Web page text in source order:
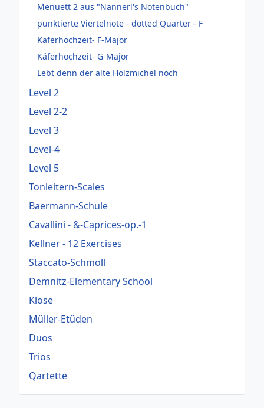
Menuett 2 aus "Nannerl's Notenbuch"
punktierte Viertelnote - dotted Quarter - F
Käferhochzeit- F-Major
Käferhochzeit- G-Major
Lebt denn der alte Holzmichel noch
Level 2
Level 2-2
Level 3
Level-4
Level 5
Tonleitern-Scales
Baermann-Schule
Cavallini - &-Caprices-op.-1
Kellner - 12 Exercises
Staccato-Schmoll
Demnitz-Elementary School
Klose
Müller-Etüden
Duos
Trios
Qartette